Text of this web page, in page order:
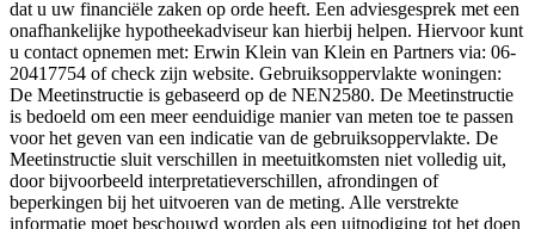
dat u uw financiële zaken op orde heeft. Een adviesgesprek met een
onafhankelijke hypotheekadviseur kan hierbij helpen. Hiervoor kunt
u contact opnemen met: Erwin Klein van Klein en Partners via: 06-
20417754 of check zijn website. Gebruiksoppervlakte woningen:
De Meetinstructie is gebaseerd op de NEN2580. De Meetinstructie
is bedoeld om een meer eenduidige manier van meten toe te passen
voor het geven van een indicatie van de gebruiksoppervlakte. De
Meetinstructie sluit verschillen in meetuitkomsten niet volledig uit,
door bijvoorbeeld interpretatieverschillen, afrondingen of
beperkingen bij het uitvoeren van de meting. Alle verstrekte
informatie moet beschouwd worden als een uitnodiging tot het doen